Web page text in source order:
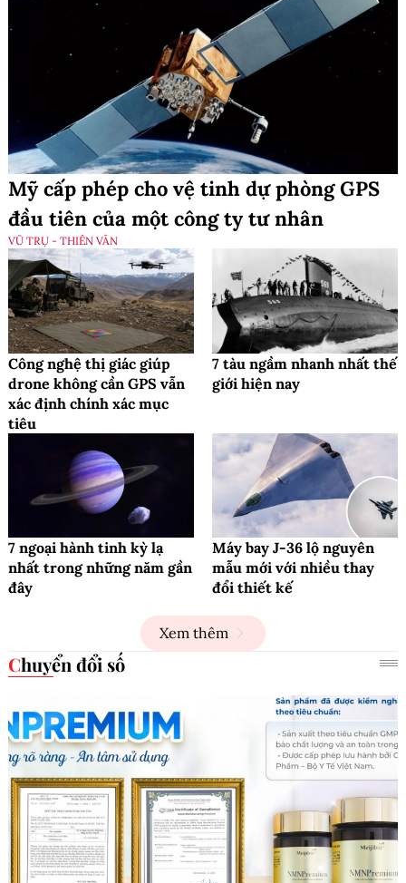
Mỹ cấp phép cho vệ tinh dự phòng GPS
đầu tiên của một công ty tư nhân
VŨ TRỤ - THIÊN VĂN
Công nghệ thị giác giúp
drone không cần GPS vẫn
xác định chính xác mục
tiêu
7 tàu ngầm nhanh nhất thế
giới hiện nay
7 ngoại hành tinh kỳ lạ
nhất trong những năm gần
đây
Máy bay J-36 lộ nguyên
mẫu mới với nhiều thay
đổi thiết kế
Xem thêm
Chuyển đổi số